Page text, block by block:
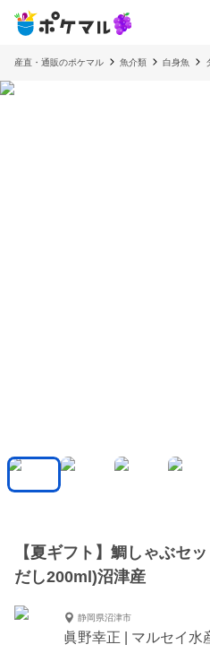
産直・通販のポケマル 魚介類 白身魚
【夏ギフト】鯛しゃぶセ
だし200ml)沼津産
静岡県沼津市
眞野幸正 | マルセイ水